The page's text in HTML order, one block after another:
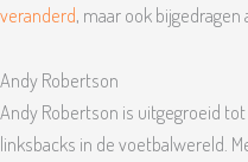
veranderd, maar ook bijgedragen
Andy Robertson
Andy Robertson is uitgegroeid
linksbacks in de voetbalwereld.